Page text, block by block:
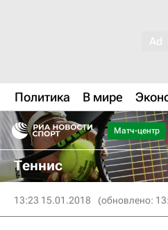
Политика В мире
Матч-центр
Теннис
13:23 15.01.2018 (обновлено: